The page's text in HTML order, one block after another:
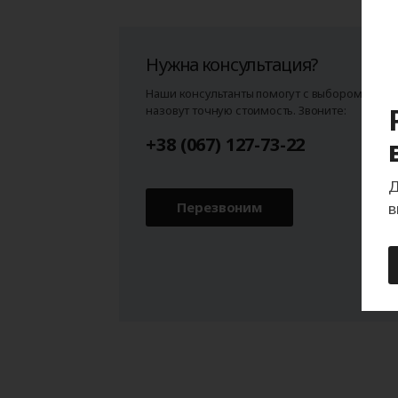
Нужна консультация?
Наши консультанты помогут с выбором и
назовут точную стоимость. Звоните:
+38 (067) 127-73-22
Перезвоним